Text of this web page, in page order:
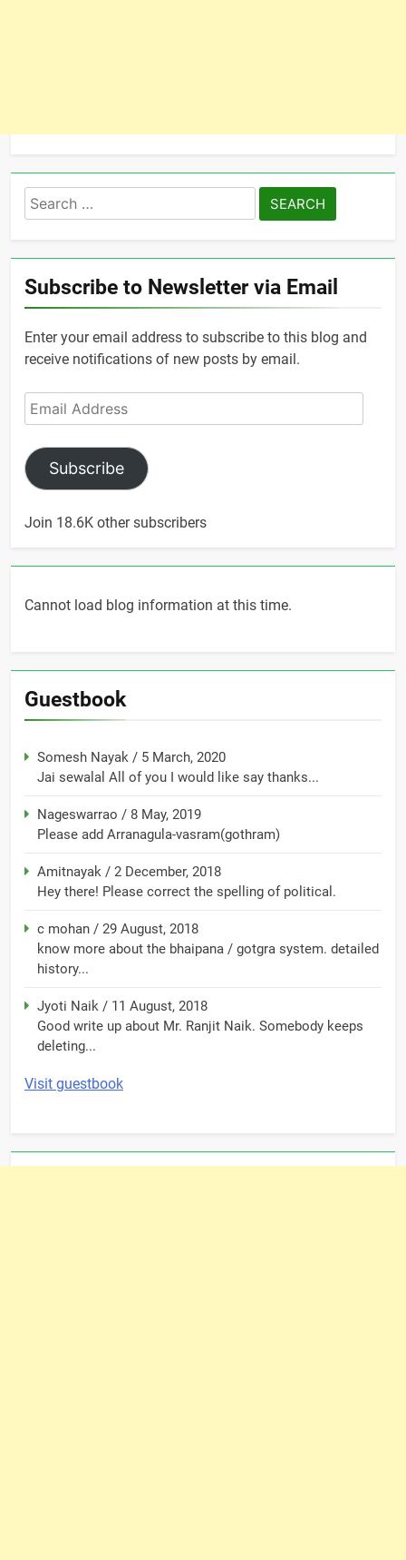
Search
for:
Subscribe to Newsletter via Email
Enter your email address to subscribe to this blog and
receive notifications of new posts by email.
Email
Address
Subscribe
Join 18.6K other subscribers
Cannot load blog information at this time.
Guestbook
Somesh Nayak / 5 March, 2020
Jai sewalal All of you I would like say thanks...
Nageswarrao / 8 May, 2019
Please add Arranagula-vasram(gothram)
Amitnayak / 2 December, 2018
Hey there! Please correct the spelling of political.
c mohan / 29 August, 2018
know more about the bhaipana / gotgra system. detailed
history...
Jyoti Naik / 11 August, 2018
Good write up about Mr. Ranjit Naik. Somebody keeps
deleting...
Visit guestbook